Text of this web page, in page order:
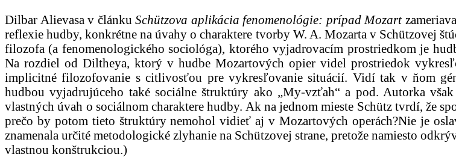
Dilbar Alievasa v článku Schützova aplikácia fenomenológie: prípad Mozart
reflexie hudby, konkrétne na úvahy o charaktere tvorby W. A. Mozarta v Schützovej
filozofa (a fenomenologického sociológa), ktorého vyjadrovacím prostriedkom je
Na rozdiel od Diltheya, ktorý v hudbe Mozartových opier videl prostriedok
implicitné filozofovanie s citlivosťou pre vykresľovanie situácií. Vidí tak v ňom
hudbou vyjadrujúceho také sociálne štruktúry ako „My-vzťah“ a pod. Autorka
vlastných úvah o sociálnom charaktere hudby. Ak na jednom mieste Schütz tvrdí, že
prečo by potom tieto štruktúry nemohol vidieť aj v Mozartových operách?Nie je
znamenala určité metodologické zlyhanie na Schützovej strane, pretože namiesto
vlastnou konštrukciou.)